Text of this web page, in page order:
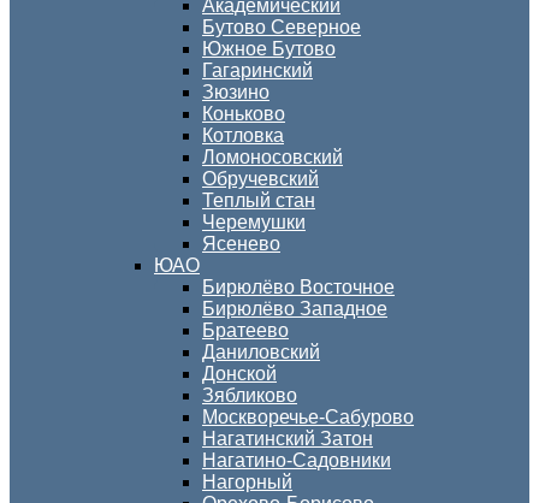
Академический
Бутово Северное
Южное Бутово
Гагаринский
Зюзино
Коньково
Котловка
Ломоносовский
Обручевский
Теплый стан
Черемушки
Ясенево
ЮАО
Бирюлёво Восточное
Бирюлёво Западное
Братеево
Даниловский
Донской
Зябликово
Москворечье-Сабурово
Нагатинский Затон
Нагатино-Садовники
Нагорный